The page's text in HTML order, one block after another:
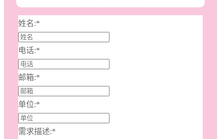
姓名:*
电话:*
邮箱:*
单位:*
需求描述:*